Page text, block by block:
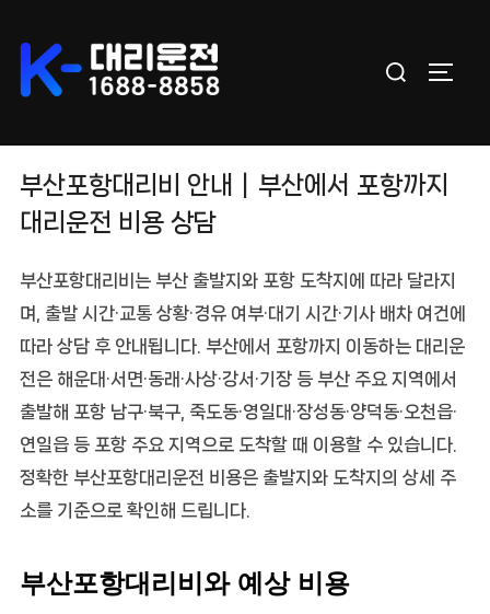
content
Search
부산포항대리비 안내｜부산에서 포항까지
대리운전 비용 상담
부산포항대리비 는 부산 출발지와 포항 도착지에 따라 달라지
며, 출발 시간·교통 상황·경유 여부·대기 시간·기사 배차 여건에
따라 상담 후 안내됩니다. 부산에서 포항까지 이동하는 대리운
전은 해운대·서면·동래·사상·강서·기장 등 부산 주요 지역에서
출발해 포항 남구·북구, 죽도동·영일대·장성동·양덕동·오천읍·
연일읍 등 포항 주요 지역으로 도착할 때 이용할 수 있습니다.
정확한 부산포항대리운전 비용은 출발지와 도착지의 상세 주
소를 기준으로 확인해 드립니다.
부산포항대리비와 예상 비용